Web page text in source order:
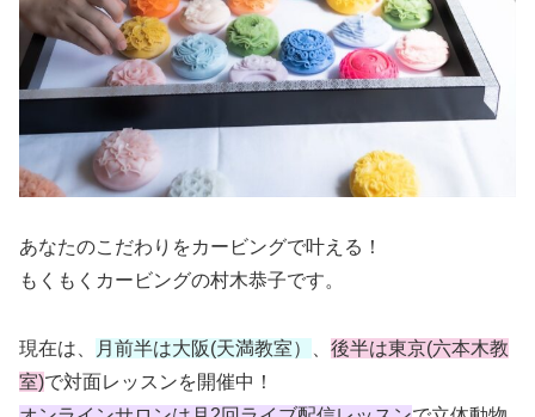
あなたのこだわりをカービングで叶える！
もくもくカービングの村木恭子です。
現在は、 月前半は大阪(天満教室） 後半は東京(六本木教
室)で対面レッスンを開催中！